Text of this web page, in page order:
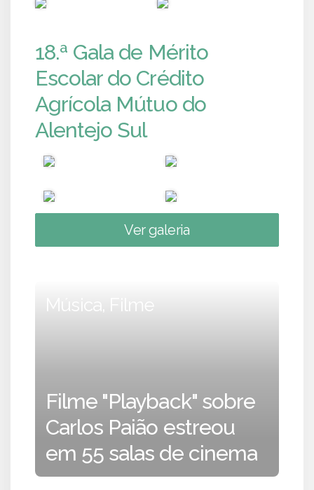
18.ª Gala de Mérito
Escolar do Crédito
Agrícola Mútuo do
Alentejo Sul
Ver galeria
Música, Filme
Filme "Playback" sobre
Carlos Paião estreou
em 55 salas de cinema